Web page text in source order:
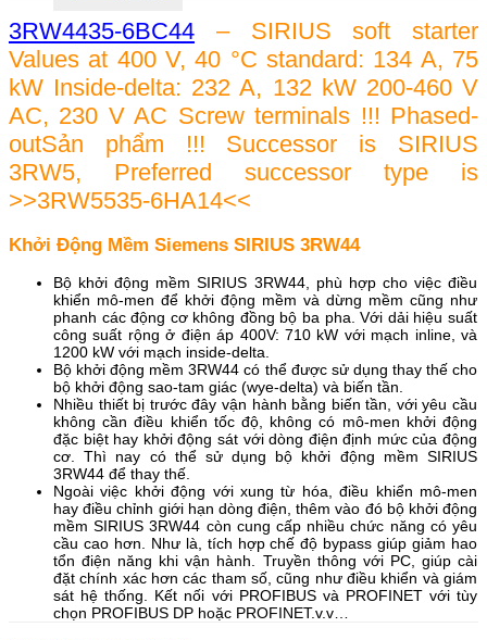
3RW4435-6BC44 – SIRIUS soft starter
Values at 400 V, 40 °C standard: 134 A, 75
kW Inside-delta: 232 A, 132 kW 200-460 V
AC, 230 V AC Screw terminals !!! Phased-
outSản phẩm !!! Successor is SIRIUS
3RW5, Preferred successor type is
>>3RW5535-6HA14<<
Khởi Động Mềm Siemens SIRIUS 3RW44
Bộ khởi động mềm SIRIUS 3RW44, phù hợp cho việc điều
khiển mô-men để khởi động mềm và dừng mềm cũng như
phanh các động cơ không đồng bộ ba pha. Với dải hiệu suất
công suất rộng ở điện áp 400V: 710 kW với mạch inline, và
1200 kW với mạch inside-delta.
Bộ khởi động mềm 3RW44 có thể được sử dụng thay thế cho
bộ khởi động sao-tam giác (wye-delta) và biến tần.
Nhiều thiết bị trước đây vận hành bằng biến tần, với yêu cầu
không cần điều khiển tốc độ, không có mô-men khởi động
đặc biệt hay khởi động sát với dòng điện định mức của động
cơ. Thì nay có thể sử dụng bộ khởi động mềm SIRIUS
3RW44 để thay thế.
Ngoài việc khởi động với xung từ hóa, điều khiển mô-men
hay điều chỉnh giới hạn dòng điện, thêm vào đó bộ khởi động
mềm SIRIUS 3RW44 còn cung cấp nhiều chức năng có yêu
cầu cao hơn. Như là, tích hợp chế độ bypass giúp giảm hao
tổn điện năng khi vận hành. Truyền thông với PC, giúp cài
đặt chính xác hơn các tham số, cũng như điều khiển và giám
sát hệ thống. Kết nối với PROFIBUS và PROFINET với tùy
chọn PROFIBUS DP hoặc PROFINET.v.v…